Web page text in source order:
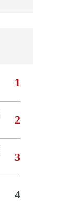
1
2
3
4